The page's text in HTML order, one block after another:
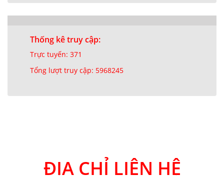
Thống kê truy cập:
Trực tuyến: 371
Tổng lượt truy cập: 5968245
ĐỊA CHỈ LIÊN HỆ